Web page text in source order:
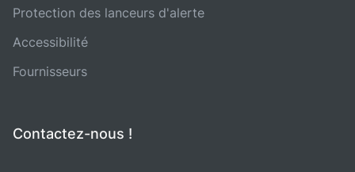
Protection des lanceurs d'alerte
Accessibilité
Fournisseurs
Contactez-nous !